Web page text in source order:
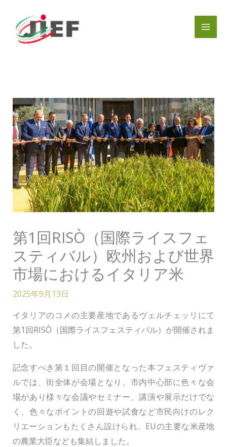
第1回RISÒ（国際ライスフェ
スティバル）欧州および世界
市場におけるイタリア米
2025年9月13日
イタリアのコメの主要産地であるヴェルチェッリにて
第1回RISÒ（国際ライスフェスティバル）が開催されま
した。
記念すべき第１回目の開催となった本フェスティヴァ
ルでは、街全体が会場となり、市内中心部に色々な会
場があり様々な会議やセミナー、講演や展示だけでな
く、色々なポイントの回遊や試食など市民向けのレク
リエーションもたくさん設けられ、EUの主要な米産地
の農業大臣なども集結しました。